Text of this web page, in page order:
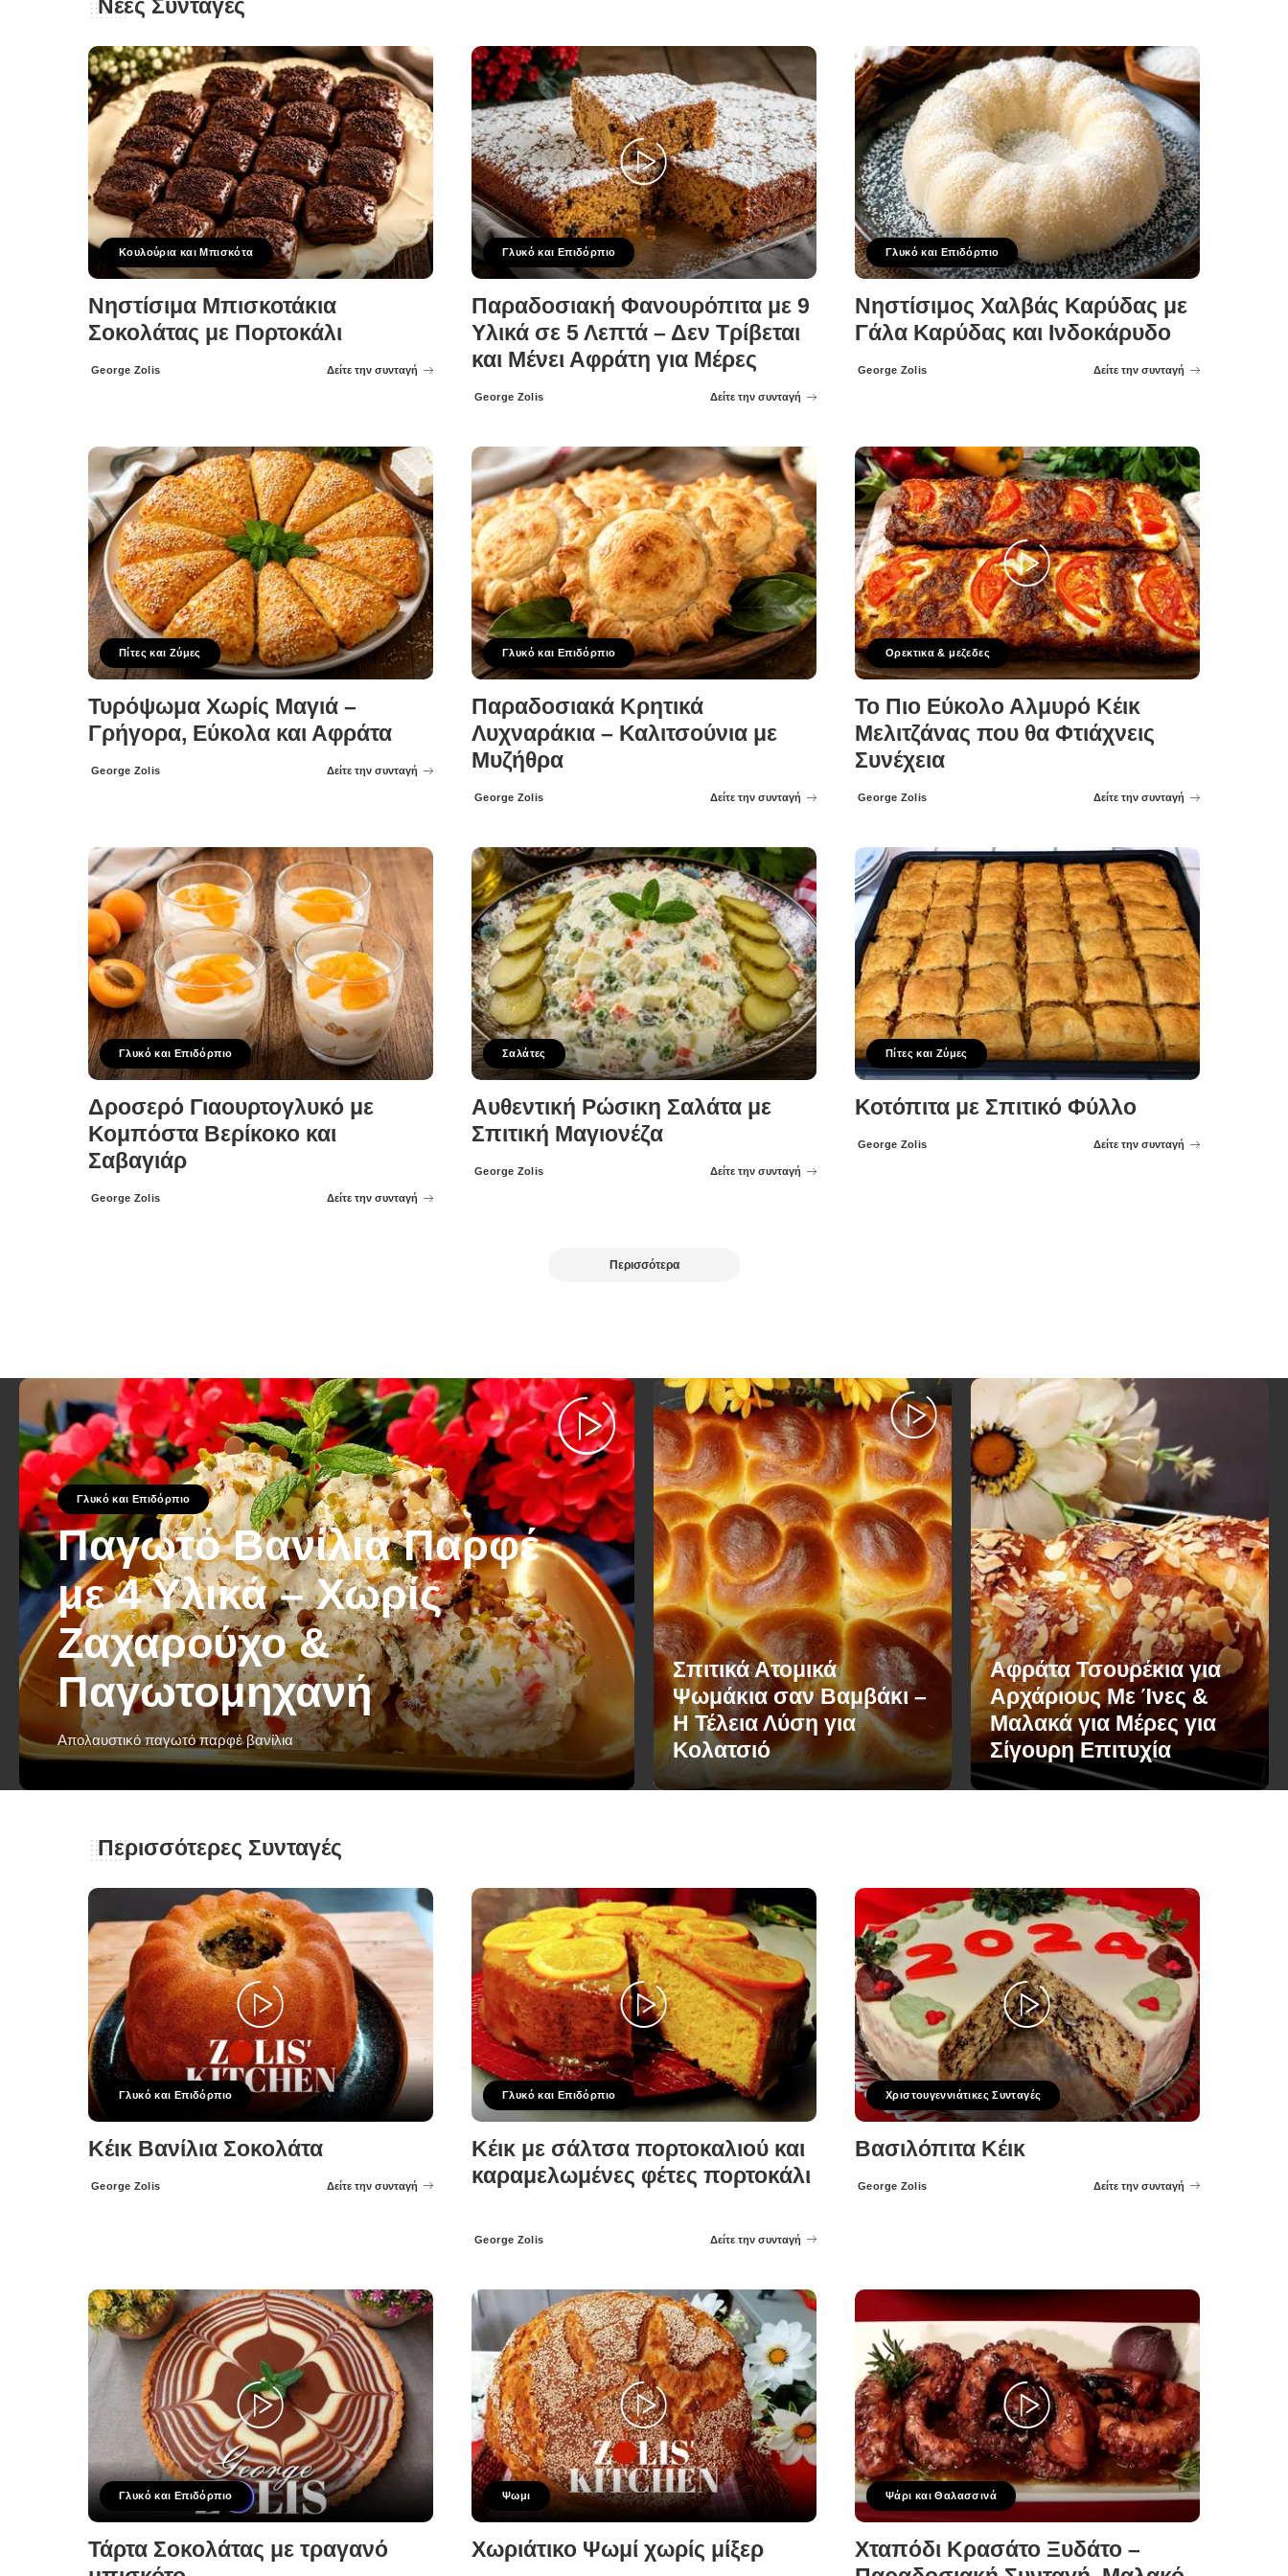
Νέες Συνταγές
Κουλούρια και Μπισκότα
Νηστίσιμα Μπισκοτάκια
Σοκολάτας με Πορτοκάλι
Posted
George Zolis Δείτε την συνταγή
Γλυκό και Επιδόρπιο
Παραδοσιακή Φανουρόπιτα με 9
Υλικά σε 5 Λεπτά – Δεν Τρίβεται
και Μένει Αφράτη για Μέρες
Posted
George Zolis Δείτε την συνταγή
Γλυκό και Επιδόρπιο
Νηστίσιμος Χαλβάς Καρύδας με
Γάλα Καρύδας και Ινδοκάρυδο
Posted
George Zolis Δείτε την συνταγή
Πίτες και Ζύμες
Τυρόψωμα Χωρίς Μαγιά –
Γρήγορα, Εύκολα και Αφράτα
Posted
George Zolis Δείτε την συνταγή
Γλυκό και Επιδόρπιο
Παραδοσιακά Κρητικά
Λυχναράκια – Καλιτσούνια με
Μυζήθρα
Posted
George Zolis Δείτε την συνταγή
Ορεκτικα & μεζεδες
Το Πιο Εύκολο Αλμυρό Κέικ
Μελιτζάνας που θα Φτιάχνεις
Συνέχεια
Posted
George Zolis Δείτε την συνταγή
Γλυκό και Επιδόρπιο
Δροσερό Γιαουρτογλυκό με
Κομπόστα Βερίκοκο και
Σαβαγιάρ
Posted
George Zolis Δείτε την συνταγή
Σαλάτες
Αυθεντική Ρώσικη Σαλάτα με
Σπιτική Μαγιονέζα
Posted
George Zolis Δείτε την συνταγή
Πίτες και Ζύμες
Κοτόπιτα με Σπιτικό Φύλλο
Posted
George Zolis Δείτε την συνταγή
Περισσότερα
Γλυκό και Επιδόρπιο
Παγωτό Βανίλια Παρφέ
με 4 Υλικά – Χωρίς
Ζαχαρούχο &
Παγωτομηχανή
Απολαυστικό παγωτό παρφέ βανίλια
Σπιτικά Ατομικά
Ψωμάκια σαν Βαμβάκι –
Η Τέλεια Λύση για
Κολατσιό
Αφράτα Τσουρέκια για
Αρχάριους Με Ίνες &
Μαλακά για Μέρες για
Σίγουρη Επιτυχία
Περισσότερες Συνταγές
Γλυκό και Επιδόρπιο
Κέικ Βανίλια Σοκολάτα
Posted
George Zolis Δείτε την συνταγή
Γλυκό και Επιδόρπιο
Κέικ με σάλτσα πορτοκαλιού και
καραμελωμένες φέτες πορτοκάλι
Posted
George Zolis Δείτε την συνταγή
Χριστουγεννιάτικες Συνταγές
Βασιλόπιτα Κέικ
Posted
George Zolis Δείτε την συνταγή
Γλυκό και Επιδόρπιο
Τάρτα Σοκολάτας με τραγανό
Ψωμι
Χωριάτικο Ψωμί χωρίς μίξερ
Ψάρι και Θαλασσινά
Χταπόδι Κρασάτο Ξυδάτο –